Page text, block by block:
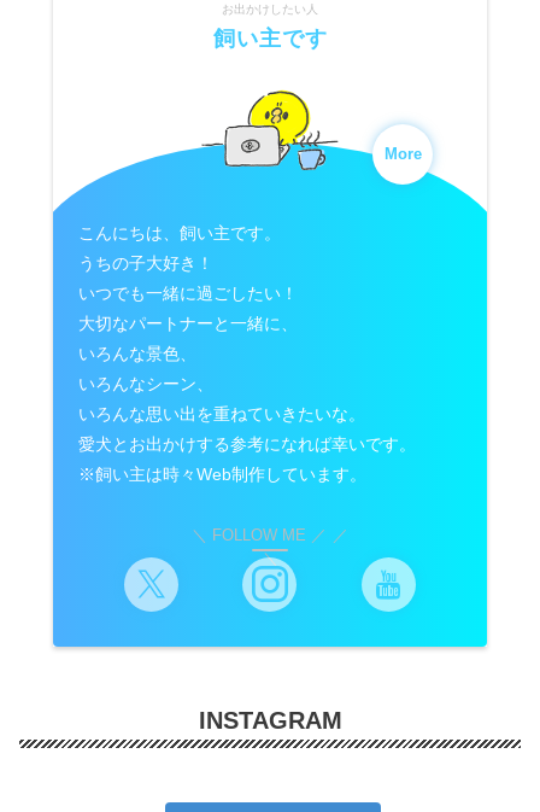
お出かけしたい人
飼い主です
More
こんにちは、飼い主です。
うちの子大好き！
いつでも一緒に過ごしたい！
大切なパートナーと一緒に、
いろんな景色、
いろんなシーン、
いろんな思い出を重ねていきたいな。
愛犬とお出かけする参考になれば幸いです。
※飼い主は時々Web制作しています。
＼ FOLLOW ME ／
INSTAGRAM